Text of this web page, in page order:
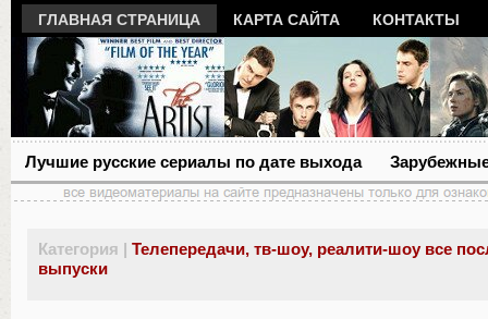
ГЛАВНАЯ СТРАНИЦА КАРТА САЙТА КОНТАКТЫ
Лучшие русские сериалы по дате выхода
Категория | Телепередачи, тв-шоу, реалити-шоу все
выпуски